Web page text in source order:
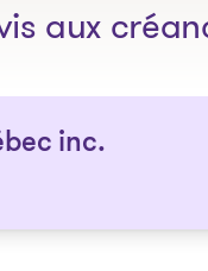
aux
inc.